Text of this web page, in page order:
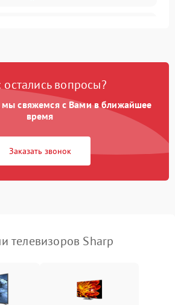
остались вопросы?
мы свяжемся с Вами в ближайшее
время
Заказать звонок
телевизоров Sharp